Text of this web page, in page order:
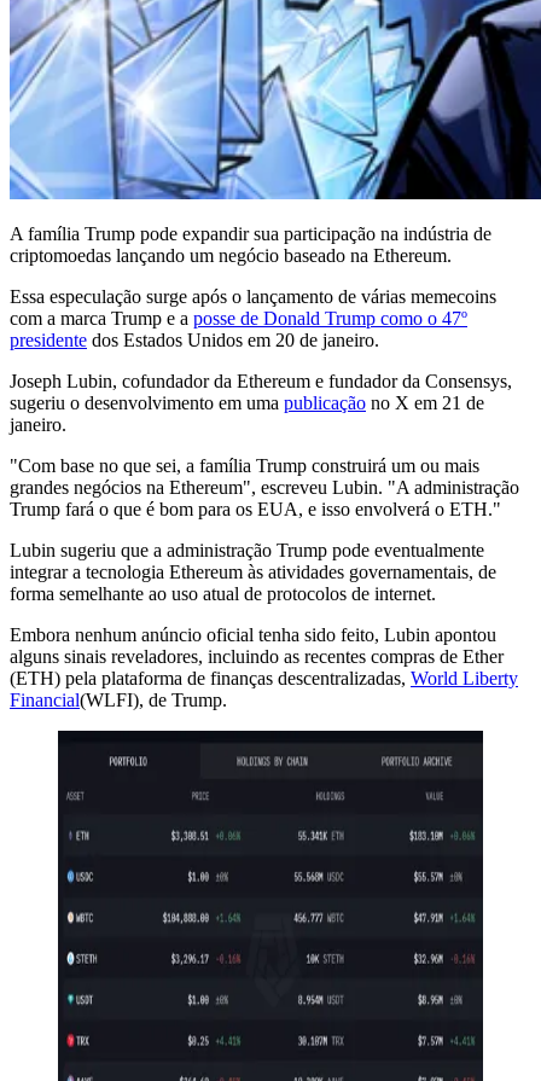
A família Trump pode expandir sua participação na indústria de
criptomoedas lançando um negócio baseado na Ethereum.
Essa especulação surge após o lançamento de várias memecoins
com a marca Trump e a posse de Donald Trump como o 47º
presidente dos Estados Unidos em 20 de janeiro.
Joseph Lubin, cofundador da Ethereum e fundador da Consensys,
sugeriu o desenvolvimento em uma publicação no X em 21 de
janeiro.
"Com base no que sei, a família Trump construirá um ou mais
grandes negócios na Ethereum", escreveu Lubin. "A administração
Trump fará o que é bom para os EUA, e isso envolverá o ETH."
Lubin sugeriu que a administração Trump pode eventualmente
integrar a tecnologia Ethereum às atividades governamentais, de
forma semelhante ao uso atual de protocolos de internet.
Embora nenhum anúncio oficial tenha sido feito, Lubin apontou
alguns sinais reveladores, incluindo as recentes compras de Ether
(ETH) pela plataforma de finanças descentralizadas, World Liberty
Financial(WLFI), de Trump.